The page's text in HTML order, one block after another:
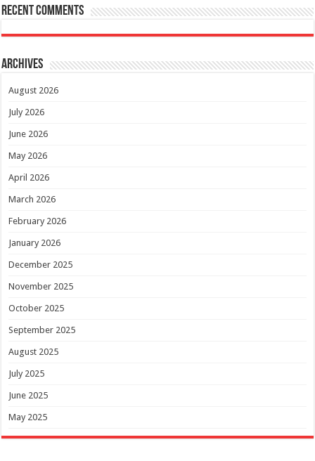
Recent Comments
Archives
August 2026
July 2026
June 2026
May 2026
April 2026
March 2026
February 2026
January 2026
December 2025
November 2025
October 2025
September 2025
August 2025
July 2025
June 2025
May 2025